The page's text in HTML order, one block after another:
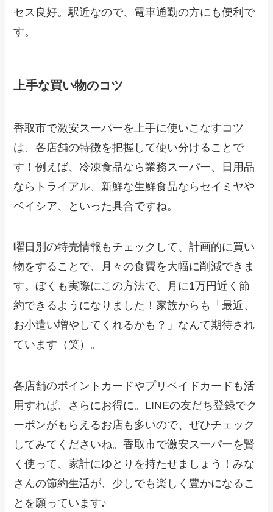
セス良好。駅近なので、電車通勤の方にも便利で
す。
上手な買い物のコツ
香取市で激安スーパーを上手に使いこなすコツ
は、各店舗の特徴を把握して使い分けることで
す！例えば、冷凍食品なら業務スーパー、日用品
ならトライアル、新鮮な生鮮食品ならセイミヤや
ベイシア、といった具合ですね。
曜日別の特売情報もチェックして、計画的に買い
物をすることで、月々の食費を大幅に削減できま
す。ぼくも実際にこの方法で、月に1万円近く節
約できるようになりました！家族からも「最近、
お小遣い増やしてくれるかも？」なんて期待され
ています（笑）。
各店舗のポイントカードやプリペイドカードも活
用すれば、さらにお得に。LINEの友だち登録でク
ーポンがもらえるお店も多いので、ぜひチェック
してみてくださいね。香取市で激安スーパーを賢
く使って、家計にゆとりを持たせましょう！みな
さんの節約生活が、少しでも楽しく豊かになるこ
とを願っています♪